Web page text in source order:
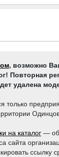
, возможно
Повторная
удалена
только
на каталог—
сайта
ссылку